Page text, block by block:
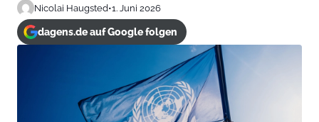
Nicolai Haugsted•1. Juni 2026
dagens.de auf Google folgen